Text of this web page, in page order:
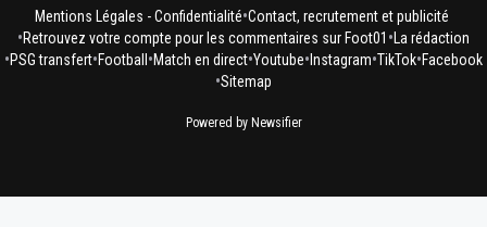
Mentions Légales - Confidentialité•Contact, recrutement et publicité
•Retrouvez votre compte pour les commentaires sur Foot01 • La rédaction
•PSG transfert•Football •Match en direct•Youtube• Instagram•TikTok•Facebook
•Sitemap
Powered by Newsifier